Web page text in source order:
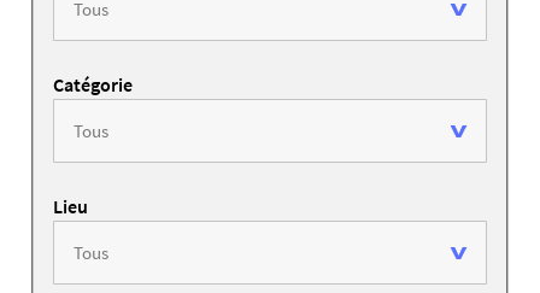
Catégorie
Lieu